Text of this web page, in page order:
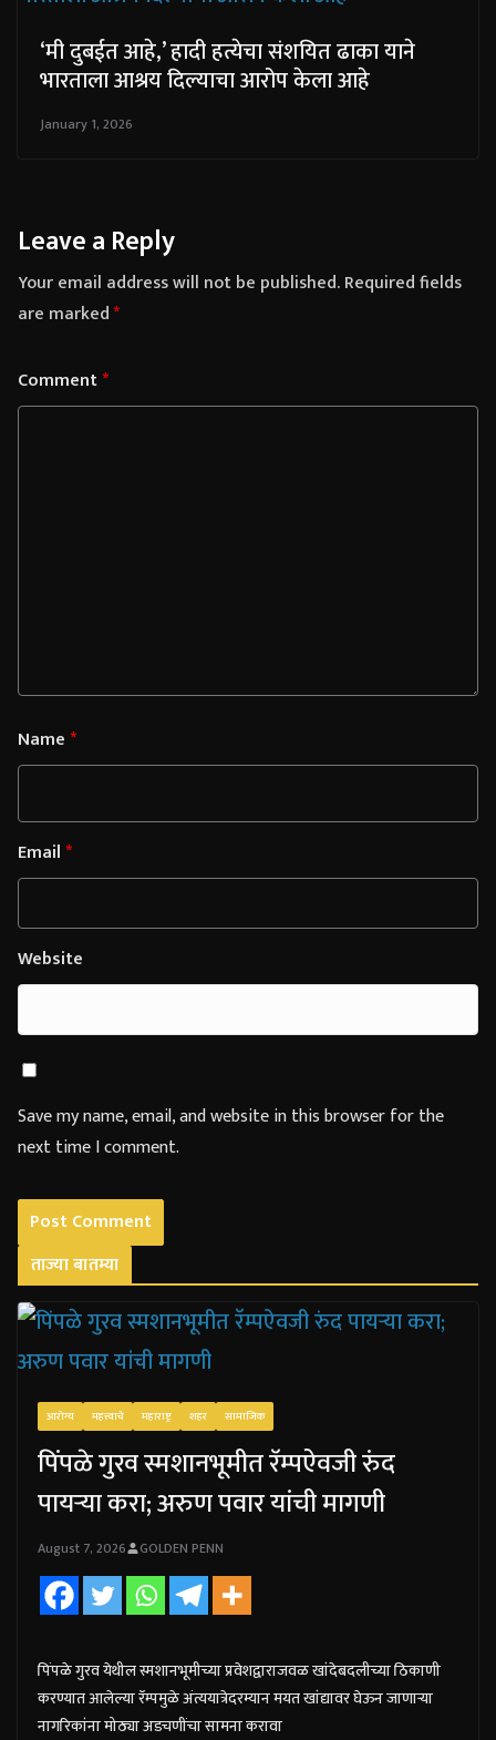
‘मी दुबईत आहे,’ हादी हत्येचा संशयित ढाका याने
भारताला आश्रय दिल्याचा आरोप केला आहे
January 1, 2026
Leave a Reply
Your email address will not be published.Required fields
are marked*
Comment*
Name*
Email*
Website
Save my name, email, and website in this browser for the
next time I comment.
ताज्या बातम्या
आरोग्य महत्त्वाचे महाराष्ट्र शहर सामाजिक
पिंपळे गुरव स्मशानभूमीत रॅम्पऐवजी रुंद
पायऱ्या करा; अरुण पवार यांची मागणी
August 7, 2026 GOLDEN PENN
पिंपळे गुरव येथील स्मशानभूमीच्या प्रवेशद्वाराजवळ खांदेबदलीच्या ठिकाणी
करण्यात आलेल्या रॅम्पमुळे अंत्ययात्रेदरम्यान मयत खांद्यावर घेऊन जाणाऱ्या
नागरिकांना मोठ्या अडचणींचा सामना करावा